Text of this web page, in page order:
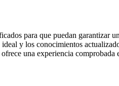
para que puedan garantizar
y los conocimientos
ofrece una experiencia comprobada